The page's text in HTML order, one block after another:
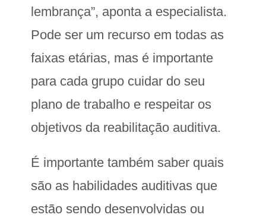
lembrança”, aponta a especialista.
Pode ser um recurso em todas as
faixas etárias, mas é importante
para cada grupo cuidar do seu
plano de trabalho e respeitar os
objetivos da reabilitação auditiva.
É importante também saber quais
são as habilidades auditivas que
estão sendo desenvolvidas ou